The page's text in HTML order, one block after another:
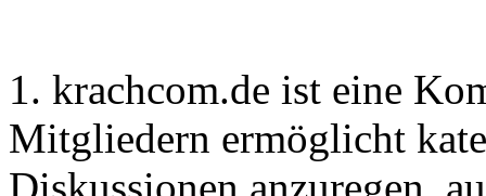
1. krachcom.de ist eine
Mitgliedern ermöglicht